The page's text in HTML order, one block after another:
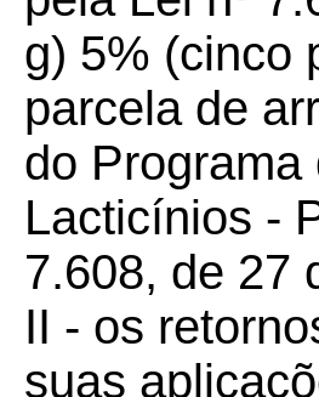
g) 5% (cinco
parcela de
do
Lacticínios -
7.608, de 27
II - os
suas